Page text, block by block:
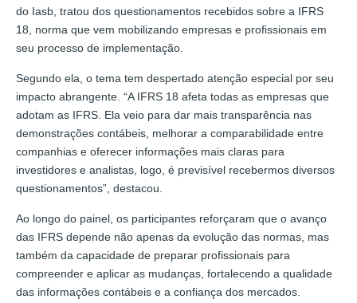
do Iasb, tratou dos questionamentos recebidos sobre a IFRS
18, norma que vem mobilizando empresas e profissionais em
seu processo de implementação.
Segundo ela, o tema tem despertado atenção especial por seu
impacto abrangente. “A IFRS 18 afeta todas as empresas que
adotam as IFRS. Ela veio para dar mais transparência nas
demonstrações contábeis, melhorar a comparabilidade entre
companhias e oferecer informações mais claras para
investidores e analistas, logo, é previsível recebermos diversos
questionamentos”, destacou.
Ao longo do painel, os participantes reforçaram que o avanço
das IFRS depende não apenas da evolução das normas, mas
também da capacidade de preparar profissionais para
compreender e aplicar as mudanças, fortalecendo a qualidade
das informações contábeis e a confiança dos mercados.